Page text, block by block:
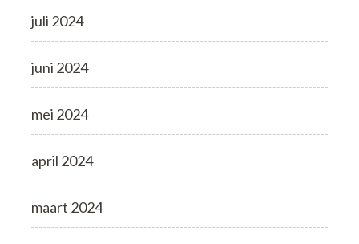
juli 2024
juni 2024
mei 2024
april 2024
maart 2024